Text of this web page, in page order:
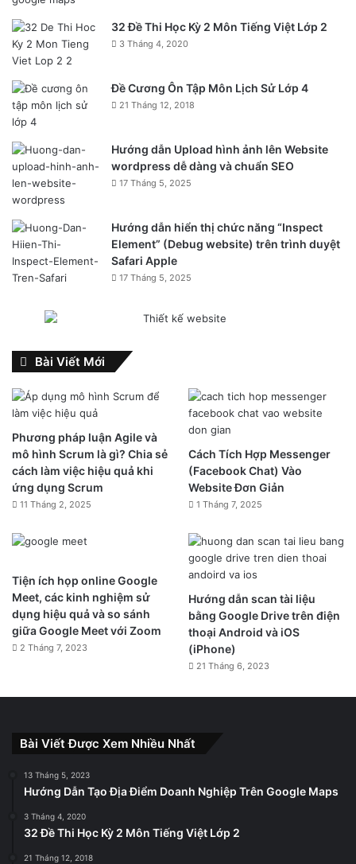
32 Đề Thi Học Kỳ 2 Môn Tiếng Việt Lớp 2
3 Tháng 4, 2020
Đề Cương Ôn Tập Môn Lịch Sử Lớp 4
21 Tháng 12, 2018
Hướng dẫn Upload hình ảnh lên Website
wordpress dễ dàng và chuẩn SEO
17 Tháng 5, 2025
Hướng dẫn hiển thị chức năng “Inspect
Element” (Debug website) trên trình duyệt
Safari Apple
17 Tháng 5, 2025
Bài Viết Mới
Phương pháp luận Agile và
mô hình Scrum là gì? Chia sẻ
cách làm việc hiệu quả khi
ứng dụng Scrum
11 Tháng 2, 2025
Cách Tích Hợp Messenger
(Facebook Chat) Vào
Website Đơn Giản
1 Tháng 7, 2025
Tiện ích họp online Google
Meet, các kinh nghiệm sử
dụng hiệu quả và so sánh
giữa Google Meet với Zoom
2 Tháng 7, 2023
Hướng dẫn scan tài liệu
bằng Google Drive trên điện
thoại Android và iOS
(iPhone)
21 Tháng 6, 2023
Bài Viết Được Xem Nhiều Nhất
13 Tháng 5, 2023
Hướng Dẫn Tạo Địa Điểm Doanh Nghiệp Trên Google Maps
3 Tháng 4, 2020
32 Đề Thi Học Kỳ 2 Môn Tiếng Việt Lớp 2
21 Tháng 12, 2018